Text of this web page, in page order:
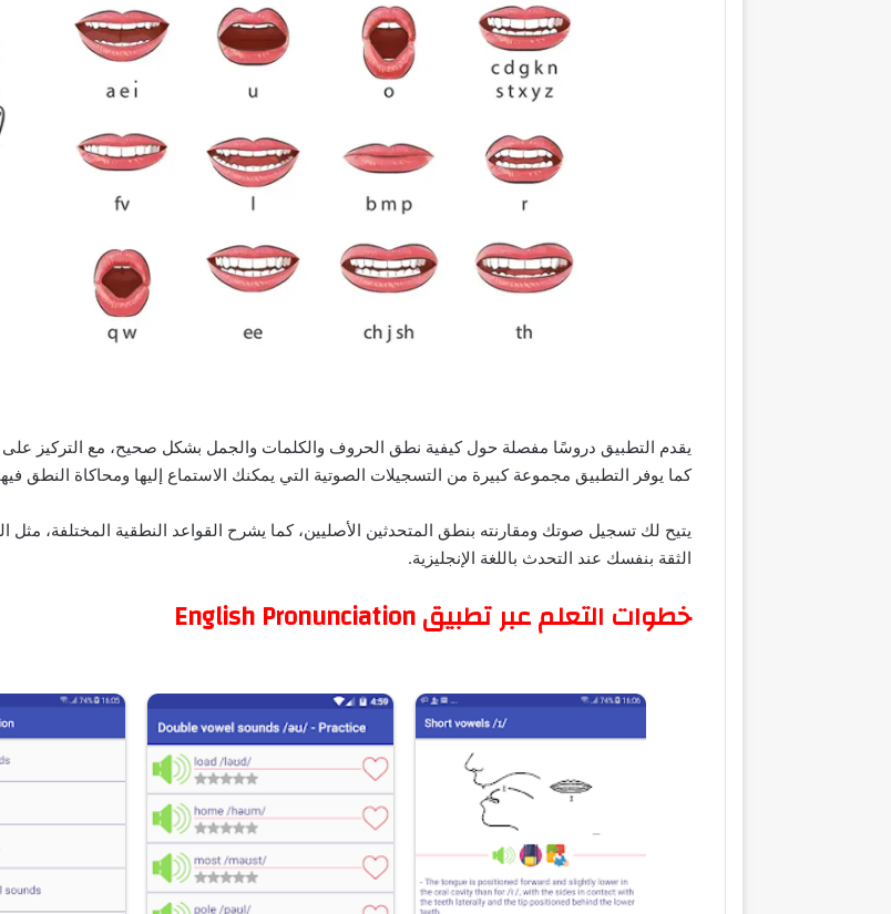
يقدم التطبيق دروسًا مفصلة حول كيفية نطق الحروف والكلمات والجمل بشكل صحيح، مع التركيز
كما يوفر التطبيق مجموعة كبيرة من التسجيلات الصوتية التي يمكنك الاستماع إليها ومحاكاة النطق
يتيح لك تسجيل صوتك ومقارنته بنطق المتحدثين الأصليين، كما يشرح القواعد النطقية المختلفة، مثل
الثقة بنفسك عند التحدث باللغة الإنجليزية.
خطوات التعلم عبر تطبيق English Pronunciation